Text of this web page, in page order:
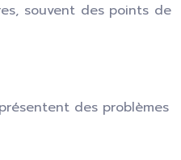
souvent des points de
des problèmes